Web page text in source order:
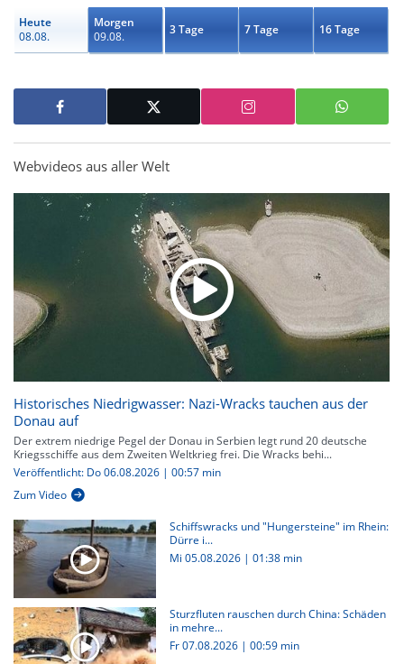
Heute
08.08.
Morgen
09.08.
3 Tage 7 Tage 16 Tage
Webvideos aus aller Welt
Historisches Niedrigwasser: Nazi-Wracks tauchen aus der
Donau auf
Der extrem niedrige Pegel der Donau in Serbien legt rund 20 deutsche
Kriegsschiffe aus dem Zweiten Weltkrieg frei. Die Wracks behi...
Veröffentlicht: Do 06.08.2026 | 00:57 min
Zum Video
Schiffswracks und "Hungersteine" im Rhein:
Dürre i...
Mi 05.08.2026 | 01:38 min
Sturzfluten rauschen durch China: Schäden
in mehre...
Fr 07.08.2026 | 00:59 min